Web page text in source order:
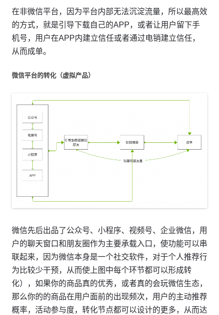
在非微信平台，因为平台内部无法沉淀流量，所以最高效
的方式，就是引导下载自己的APP，或者让用户留下手
机号，用户在APP内建立信任或者通过电销建立信任，
从而成单。
微信平台的转化（虚拟产品）
微信先后出品了公众号、小程序、视频号、企业微信，用
户的聊天窗口和朋友圈作为主要承载入口，使功能可以串
联起来，因为微信本身是一个社交软件，对于个人推荐行
为比较少干预，从而使上图中每个环节都可以形成转
化），如果你的商品真的优秀，或者真的会玩微信生态，
那么你的的商品在用户面前的出现频次，用户的主动推荐
概率，活动参与度，转化节点都可以设计的更多，从而达